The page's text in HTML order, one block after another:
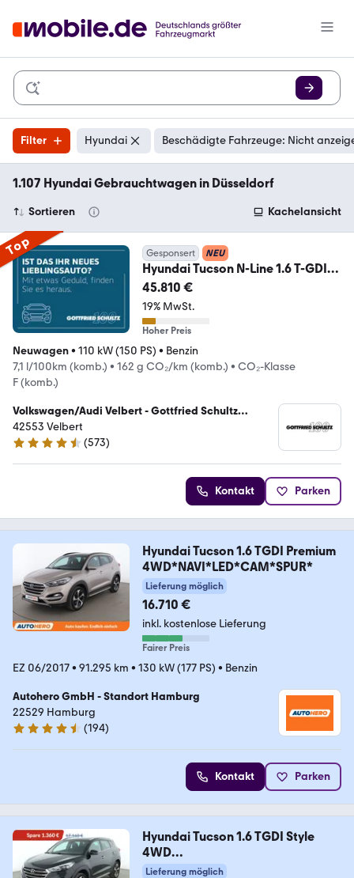
Filter Hyundai Beschädigte Fahrzeuge: Nicht
1.107 Hyundai Gebrauchtwagen in Düsseldorf
Sortieren Kachelansicht
Top Gesponsert NEU
Hyundai Tucson N-Line 1.6 T-GDI
45.810 €
19% MwSt.
Hoher Preis
Neuwagen• 110 kW (150 PS) • Benzin
7,1 l/100km (komb.) • 162 g CO₂/km (komb.) • CO₂-Klasse
F (komb.)
Volkswagen/Audi Velbert - Gottfried Schultz
Automobilhandels SE
42553 Velbert
4.4 Sterne
(573)
Kontakt Parken
Hyundai Tucson 1.6 TGDI Premium
4WD*NAVI*LED*CAM*SPUR*
Lieferung möglich
16.710 €
inkl. kostenlose Lieferung
Fairer Preis
EZ 06/2017• 91.295 km • 130 kW (177 PS) • Benzin
Autohero GmbH - Standort Hamburg
22529 Hamburg
4.6 Sterne
(194)
Kontakt Parken
Hyundai Tucson 1.6 TGDI Style
4WD
Aut*NAVI*TEMPO*CAM*PDC
Lieferung möglich